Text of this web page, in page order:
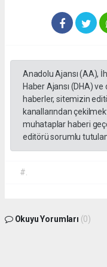
Anadolu Ajansı (AA),
Haber Ajansı (DHA)
haberler, sitemizin
kanallarından
muhataplar haberi
editörü sorumlu
#.
Okuyu Yorumları (0)